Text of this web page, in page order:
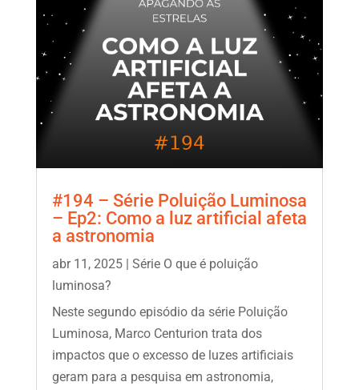
#194 – Série Poluição Luminosa
– Ep2: Como a luz artificial afeta
a astronomia
abr 11, 2025| Série O que é poluição
luminosa?
Neste segundo episódio da série Poluição
Luminosa, Marco Centurion trata dos
impactos que o excesso de luzes artificiais
geram para a pesquisa em astronomia,